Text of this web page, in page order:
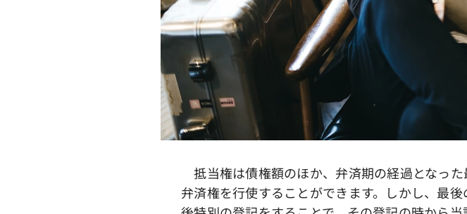
抵当権は債権額のほか、弁済期の経過となっ
弁済権を行使することができます。しかし、最